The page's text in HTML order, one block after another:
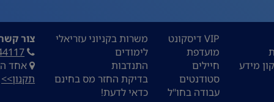
מידע
VIP דיסקונט
מועדפת
חיילים
סטודנטים
עבודה בחו"ל
משרות בקניוני עזריאלי
לימודים
התנדבות
בדיקת החזר מס בחינם
כדאי לדעת!
צור
אחד העם 9,
תקנון>>